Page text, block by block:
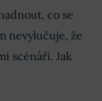
co se
nevylučuje, že
scénáři. Jak